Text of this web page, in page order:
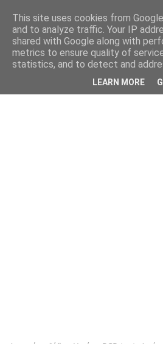
This site uses cookies from
and to analyze traffic. Your IP
shared with Google along with
metrics to ensure quality of
statistics, and to detect and
LEARN MORE